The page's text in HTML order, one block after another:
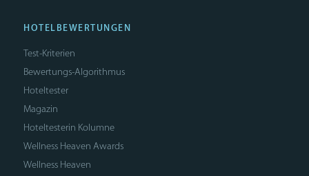
HOTELBEWERTUNGEN
Test-Kriterien
Bewertungs-Algorithmus
Hoteltester
Magazin
Hoteltesterin Kolumne
Wellness Heaven Awards
Wellness Heaven